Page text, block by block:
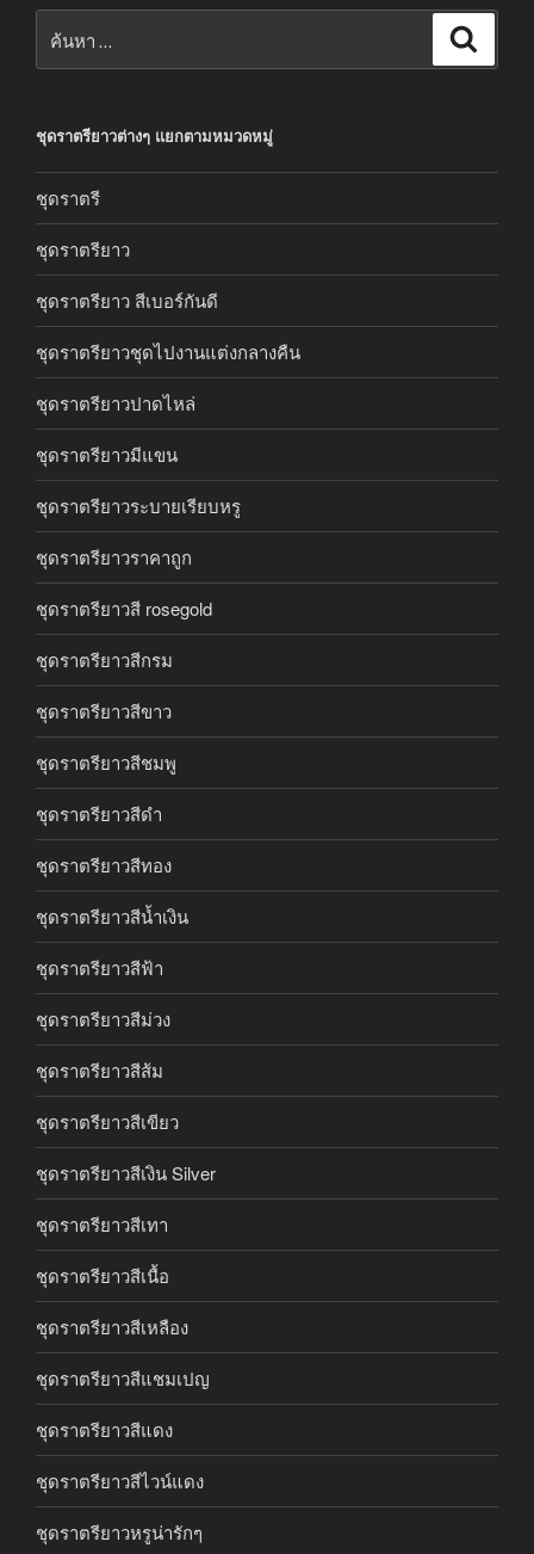
ชุดราตรียาวต่างๆ แยกตามหมวดหมู่
ชุดราตรี
ชุดราตรียาว
ชุดราตรียาว สีเบอร์กันดี
ชุดราตรียาวชุดไปงานแต่งกลางคืน
ชุดราตรียาวปาดไหล่
ชุดราตรียาวมีแขน
ชุดราตรียาวระบายเรียบหรู
ชุดราตรียาวราคาถูก
ชุดราตรียาวสี rosegold
ชุดราตรียาวสีกรม
ชุดราตรียาวสีขาว
ชุดราตรียาวสีชมพู
ชุดราตรียาวสีดำ
ชุดราตรียาวสีทอง
ชุดราตรียาวสีน้ำเงิน
ชุดราตรียาวสีฟ้า
ชุดราตรียาวสีม่วง
ชุดราตรียาวสีส้ม
ชุดราตรียาวสีเขียว
ชุดราตรียาวสีเงิน Silver
ชุดราตรียาวสีเทา
ชุดราตรียาวสีเนื้อ
ชุดราตรียาวสีเหลือง
ชุดราตรียาวสีแชมเปญ
ชุดราตรียาวสีแดง
ชุดราตรียาวสีไวน์แดง
ชุดราตรียาวหรูน่ารักๆ